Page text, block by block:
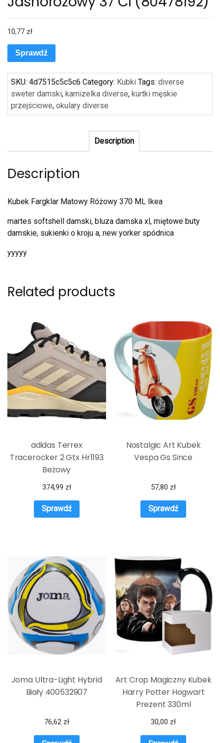
10,77 zł
Sprawdź
SKU: 4d7515c5c5c6 Category: Kubki Tags: diverse
sweter damski, kamizelka diverse, kurtki męskie
przejściowe, okulary diverse
Description
Description
Kubek Fargklar Matowy Różowy 370 ML Ikea
martes softshell damski, bluza damska xl, miętowe buty
damskie, sukienki o kroju a, new yorker spódnica
yyyyy
Related products
adidas Terrex
Tracerocker 2 Gtx Hr1193
Beżowy
374,99 zł
Sprawdź
Nostalgic Art Kubek
Vespa Gs Since
57,80 zł
Sprawdź
Joma Ultra-Light Hybrid
Biały 400532907
76,62 zł
Art Crop Magiczny Kubek
Harry Potter Hogwart
Prezent 330ml
30,00 zł